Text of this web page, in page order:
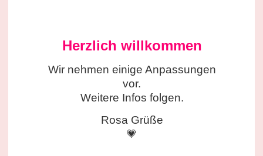
Herzlich willkommen
Wir nehmen einige Anpassungen
vor.
Weitere Infos folgen.
Rosa Grüße
💗